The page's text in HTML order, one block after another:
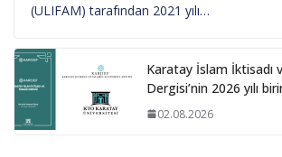
(ULIFAM) tarafından 2021 yılı…
Karatay İslam İktisadı
Dergisi’nin 2026 yılı
02.08.2026